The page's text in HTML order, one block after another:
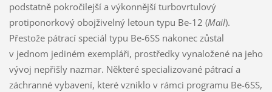
podstatně pokročilejší a výkonnější turbovrtulový
protiponorkový obojživelný letoun typu Be-12 (Mail).
Přestože pátrací speciál typu Be-6SS nakonec zůstal
v jednom jediném exempláři, prostředky vynaložené na jeho
vývoj nepřišly nazmar. Některé specializované pátrací a
záchranné vybavení, které vzniklo v rámci programu Be-6SS,